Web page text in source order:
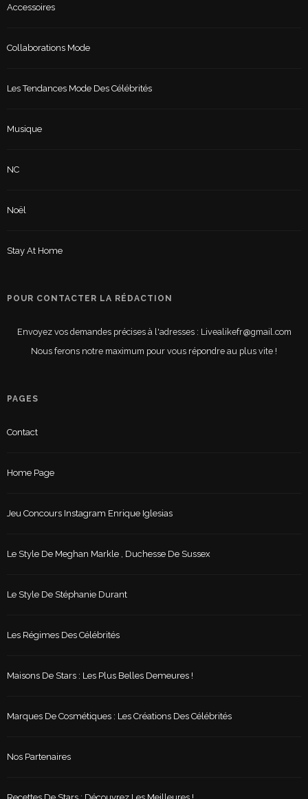
Accessoires
Collaborations Mode
Les Tendances Mode Des Célébrités
Musique
NC
Noël
Stay At Home
POUR CONTACTER LA RÉDACTION
Envoyez vos demandes précises à l'adresses : Livealikefr@gmail.com
Nous ferons notre maximum pour vous répondre au plus vite !
PAGES
Contact
Home Page
Jeu Concours Instagram Enrique Iglesias
Le Style De Meghan Markle , Duchesse De Sussex
Le Style De Stéphanie Durant
Les Régimes Des Célébrités
Maisons De Stars : Les Plus Belles Demeures !
Marques De Cosmétiques : Les Créations Des Célébrités
Nos Partenaires